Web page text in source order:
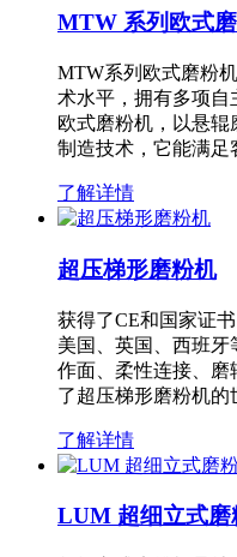
MTW 系列欧式
MTW系列欧式磨粉
术水平，拥有多项
欧式磨粉机，以悬辊
制造技术，它能满
了解详情
超压梯形磨粉机
获得了CE和国家证
美国、英国、西班
作面、柔性连接、磨
了超压梯形磨粉机
了解详情
LUM 超细立式磨